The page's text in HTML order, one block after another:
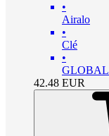
•
Airalo
•
Clé
•
GLOBAL
42.48 EUR